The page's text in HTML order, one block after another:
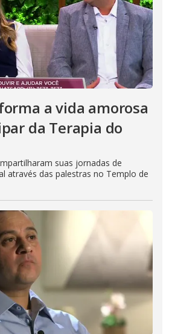
a vida amorosa
da Terapia do
suas jornadas de
através das palestras no Templo de